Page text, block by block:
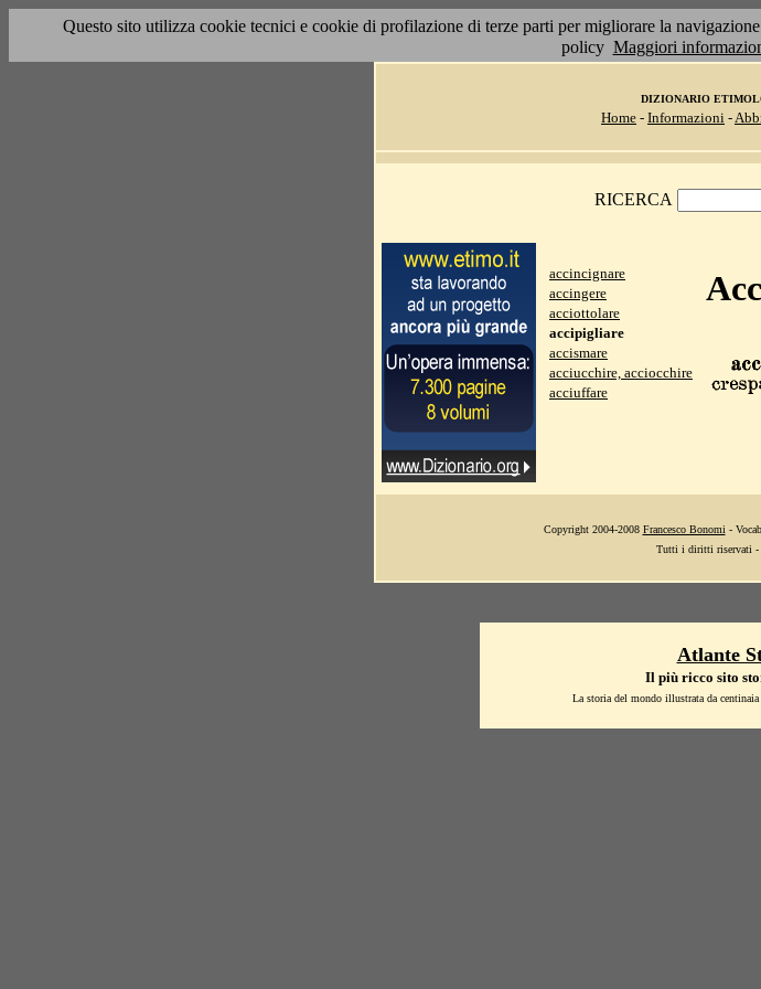
Questo sito utilizza cookie tecnici e cookie di profilazione di terze parti per migliorare la
policy Maggiori
DIZIONARIO
Home - Informazioni -
RICERCA
accincignare
accingere
acciottolare
accipigliare
accismare
acciucchire, acciocchire
acciuffare
Copyright 2004-2008 Francesco Bonomi -
Tutti i diritti riservati -
Atlante
Il più ricco sito
La storia del mondo illustrata da